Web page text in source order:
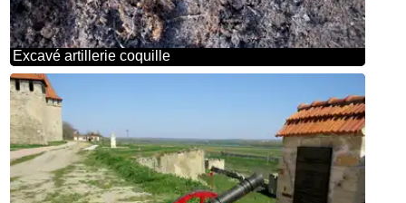
Excavé artillerie coquille